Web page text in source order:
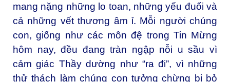
mang nặng những lo toan, những yếu đuối và
cả những vết thương âm ỉ. Mỗi người chúng
con, giống như các môn đệ trong Tin Mừng
hôm nay, đều đang tràn ngập nỗi u sầu vì
cảm giác Thầy dường như “ra đi”, vì những
thử thách làm chúng con tưởng chừng bị bỏ